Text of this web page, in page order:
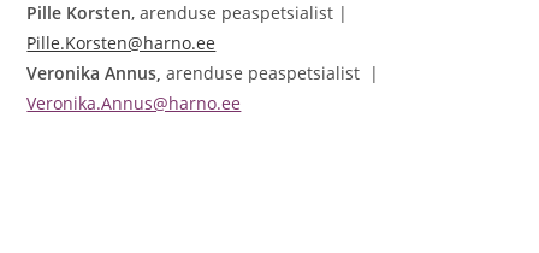
Pille Korsten, arenduse peaspetsialist |
Pille.Korsten@harno.ee
Veronika Annus, arenduse peaspetsialist |
Veronika.Annus@harno.ee